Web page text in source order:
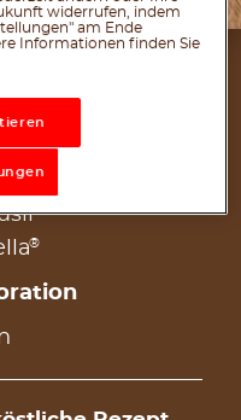
®
widerrufen, indem
am Ende
Informationen finden Sie